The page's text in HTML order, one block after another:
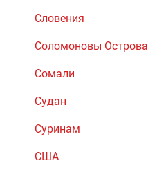
Словения
Соломоновы Острова
Сомали
Судан
Суринам
США